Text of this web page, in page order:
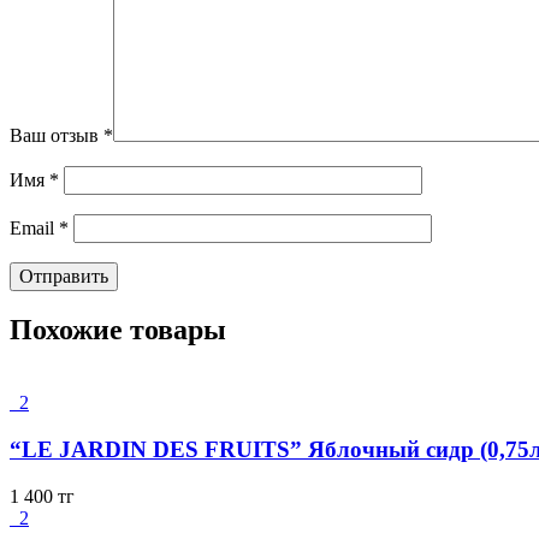
Ваш отзыв *
Имя *
Email *
Похожие товары
2
“LE JARDIN DES FRUITS” Яблочный сидр
1 400 тг
2